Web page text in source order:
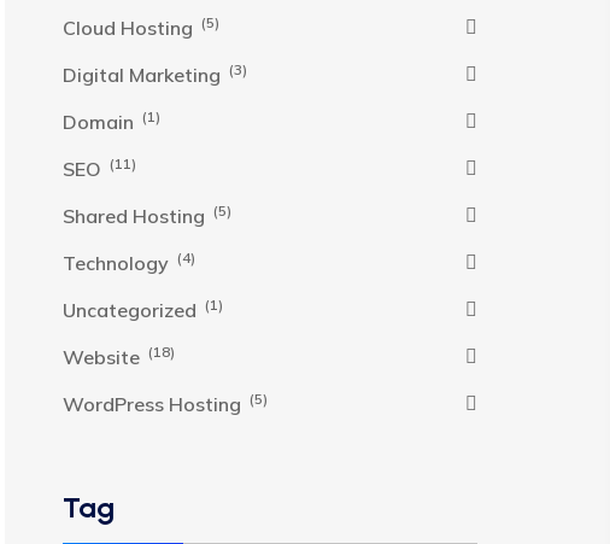
Cloud Hosting (5)
Digital Marketing (3)
Domain (1)
SEO (11)
Shared Hosting (5)
Technology (4)
Uncategorized (1)
Website (18)
WordPress Hosting (5)
Tag